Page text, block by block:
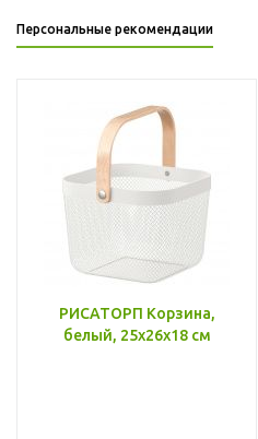
Персональные рекомендации
РИСАТОРП Корзина,
белый, 25x26x18 см